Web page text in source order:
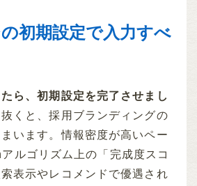
初期設定で入力すべ
ら、初期設定を完了させまし
くと、採用ブランディングの
います。情報密度が高いペー
ルゴリズム上の「完成度スコ
表示やレコメンドで優遇され